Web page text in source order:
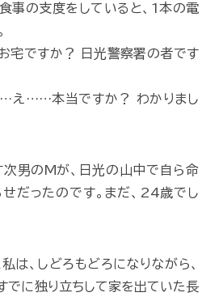
事の支度をしていると、1本の電
お宅ですか？ 日光警察署の者です
…え……本当ですか？ わかりまし
男のMが、日光の山中で自ら命
だったのです。まだ、24歳でし
は、しどろもどろになりながら、
でに独り立ちして家を出ていた長